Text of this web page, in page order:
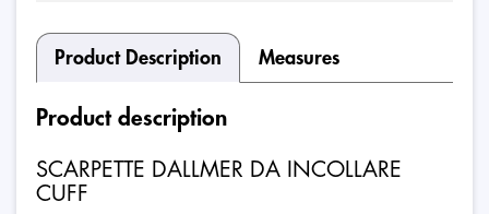
Product Description Measures
Product description
SCARPETTE DALLMER DA INCOLLARE
CUFF